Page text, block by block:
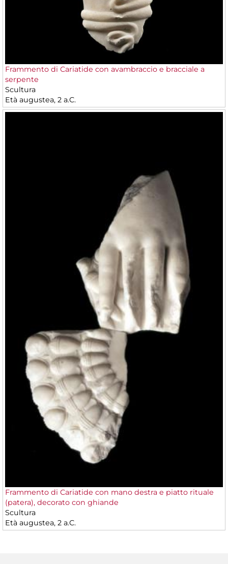
Frammento di Cariatide con avambraccio e bracciale a
serpente
Scultura
Età augustea, 2 a.C.
Frammento di Cariatide con mano destra e piatto rituale
(patera), decorato con ghiande
Scultura
Età augustea, 2 a.C.